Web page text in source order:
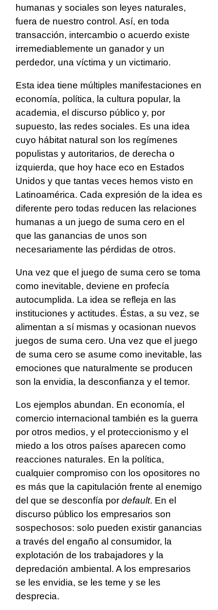
humanas y sociales son leyes naturales,
fuera de nuestro control. Así, en toda
transacción, intercambio o acuerdo existe
irremediablemente un ganador y un
perdedor, una víctima y un victimario.
Esta idea tiene múltiples manifestaciones en
economía, política, la cultura popular, la
academia, el discurso público y, por
supuesto, las redes sociales. Es una idea
cuyo hábitat natural son los regímenes
populistas y autoritarios, de derecha o
izquierda, que hoy hace eco en Estados
Unidos y que tantas veces hemos visto en
Latinoamérica. Cada expresión de la idea es
diferente pero todas reducen las relaciones
humanas a un juego de suma cero en el
que las ganancias de unos son
necesariamente las pérdidas de otros.
Una vez que el juego de suma cero se toma
como inevitable, deviene en profecía
autocumplida. La idea se refleja en las
instituciones y actitudes. Éstas, a su vez, se
alimentan a sí mismas y ocasionan nuevos
juegos de suma cero. Una vez que el juego
de suma cero se asume como inevitable, las
emociones que naturalmente se producen
son la envidia, la desconfianza y el temor.
Los ejemplos abundan. En economía, el
comercio internacional también es la guerra
por otros medios, y el proteccionismo y el
miedo a los otros países aparecen como
reacciones naturales. En la política,
cualquier compromiso con los opositores no
es más que la capitulación frente al enemigo
del que se desconfía por default. En el
discurso público los empresarios son
sospechosos: solo pueden existir ganancias
a través del engaño al consumidor, la
explotación de los trabajadores y la
depredación ambiental. A los empresarios
se les envidia, se les teme y se les
desprecia.